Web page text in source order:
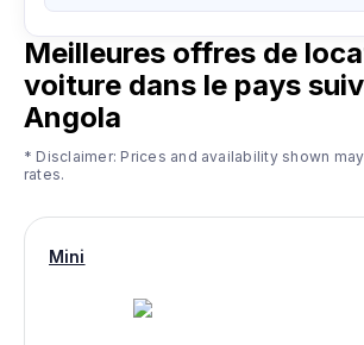
Meilleures offres de
voiture dans le pays
Angola
* Disclaimer: Prices and availability shown
rates.
Mini